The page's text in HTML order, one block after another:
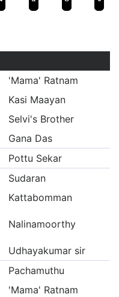
'Mama' Ratnam
Kasi Maayan
Selvi's Brother
Gana Das
Pottu Sekar
Sudaran
Kattabomman
Nalinamoorthy
Udhayakumar sir
Pachamuthu
'Mama' Ratnam